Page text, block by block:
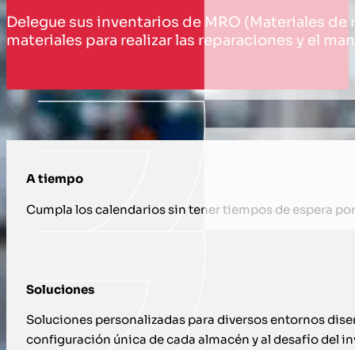
Delegue sus inventarios de MRO (Materiales
materiales para realizar las reparaciones y el
CÓMO TE APOYAMOS CON
A tiempo
Cumpla los calendarios sin tener tiempos de espera
Soluciones
Soluciones personalizadas para diversos entornos
configuración única de cada almacén y al desafío del